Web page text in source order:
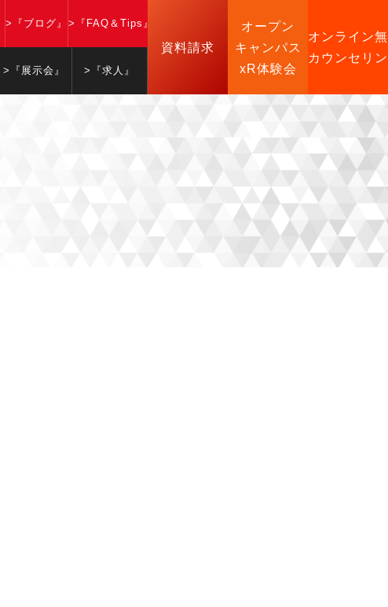
>『ブログ』 >『FAQ＆Tips』
>『展示会』 >『求人』
資料請求
オープン
キャンパス
xR体験会
オンライン
カウンセリ